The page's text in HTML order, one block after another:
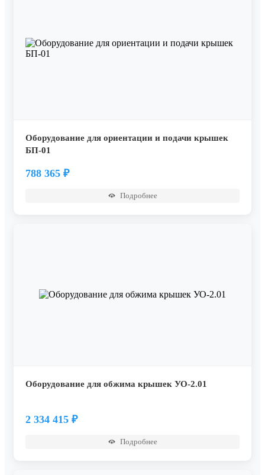
Оборудование для ориентации и подачи крышек
БП-01
788 365 ₽
Подробнее
Оборудование для обжима крышек УО-2.01
2 334 415 ₽
Подробнее